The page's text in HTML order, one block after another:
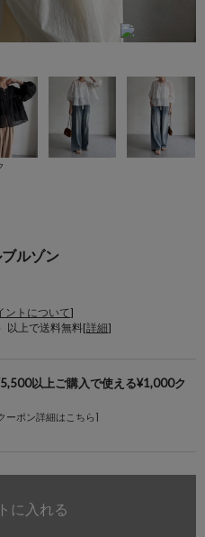
ルゾン
ントについて]
以上で送料無料[詳細]
以上ご購入で使える¥1,000ク
ーポン詳細はこちら]